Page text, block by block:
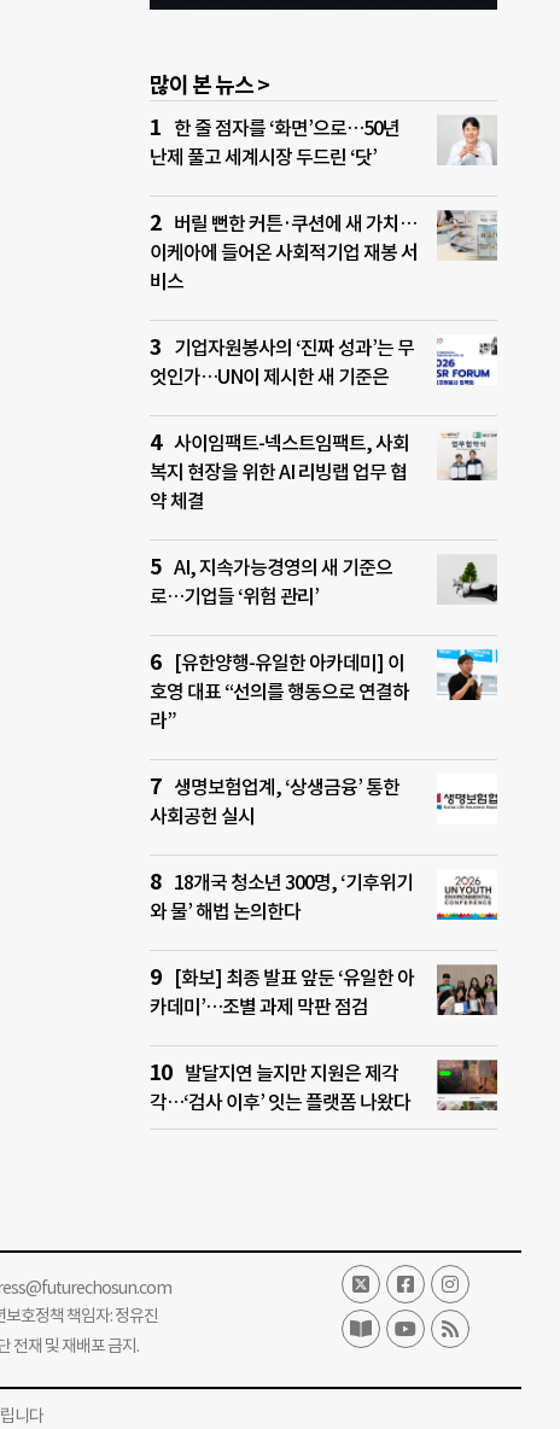
많이 본 뉴스 >
한 줄 점자를 ‘화면’으로…50년
난제 풀고 세계시장 두드린 ‘닷’
버릴 뻔한 커튼·쿠션에 새 가치…
이케아에 들어온 사회적기업 재봉 서
비스
기업자원봉사의 ‘진짜 성과’는 무
엇인가…UN이 제시한 새 기준은
사이임팩트-넥스트임팩트, 사회
복지 현장을 위한 AI 리빙랩 업무 협
약 체결
AI, 지속가능경영의 새 기준으
로…기업들 ‘위험 관리’
[유한양행-유일한 아카데미] 이
호영 대표 “선의를 행동으로 연결하
라”
생명보험업계, ‘상생금융’ 통한
사회공헌 실시
18개국 청소년 300명, ‘기후위기
와 물’ 해법 논의한다
[화보] 최종 발표 앞둔 ‘유일한 아
카데미’…조별 과제 막판 점검
발달지연 늘지만 지원은 제각
각…‘검사 이후’ 잇는 플랫폼 나왔다
호정책 책임자: 정유진
재 및 재배포 금지.
니다